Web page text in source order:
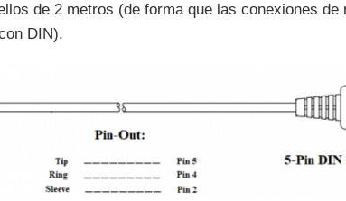
de 2 metros (de forma que las conexiones de
DIN).